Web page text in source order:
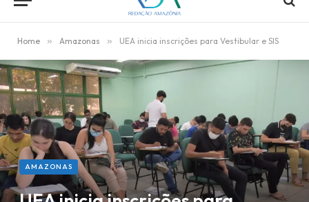
Home » Amazonas » UEA inicia inscrições para Vestibular e SIS
AMAZONAS